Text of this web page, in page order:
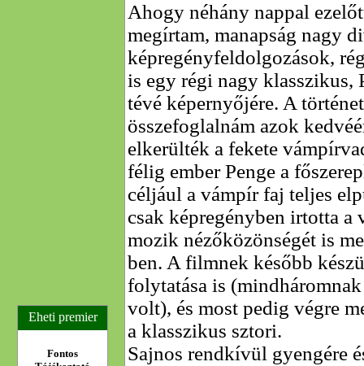
Ahogy néhány nappal
megírtam, manapság nagy
képregényfeldolgozások,
is egy régi nagy klasszikus,
tévé képernyőjére. A
összefoglalnám azok
elkerülték a fekete
félig ember Penge a
céljául a vámpír faj teljes
csak képregényben irtotta a
mozik nézőközönségét is
ben. A filmnek később
folytatása is
volt), és most pedig végre
a klasszikus sztori.
Sajnos rendkívül gyengére
Eheti premier
Fontos